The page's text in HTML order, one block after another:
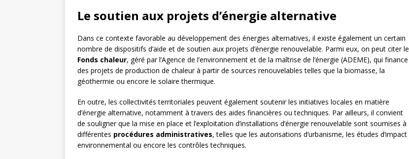
Le soutien aux projets d’énergie alternative
Dans ce contexte favorable au développement des énergies alternatives, il existe également un certain
nombre de dispositifs d’aide et de soutien aux projets d’énergie renouvelable. Parmi eux, on peut citer le
Fonds chaleur, géré par l’Agence de l’environnement et de la maîtrise de l’énergie (ADEME), qui finance
des projets de production de chaleur à partir de sources renouvelables telles que la biomasse, la
géothermie ou encore le solaire thermique.
En outre, les collectivités territoriales peuvent également soutenir les initiatives locales en matière
d’énergie alternative, notamment à travers des aides financières ou techniques. Par ailleurs, il convient
de souligner que la mise en place et l’exploitation d’installations d’énergie renouvelable sont soumises à
différentes procédures administratives, telles que les autorisations d’urbanisme, les études d’impact
environnemental ou encore les contrôles techniques.